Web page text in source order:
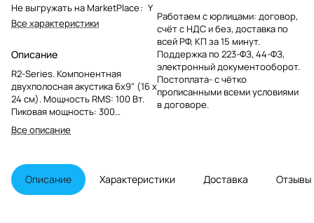
Не выгружать на MarketPlace: Y
Все характеристики
Описание
R2-Series. Компонентная
двухполосная акустика 6x9" (16 x
24 см). Мощность RMS: 100 Вт.
Пиковая мощность: 300
Вт,Диффузор армированный
стекловолокном,твитеры из
HAMR, новые грили.
Все описание
Работаем с юрлицами: договор,
счёт с НДС и без, доставка по
всей РФ, КП за 15 минут.
Поддержка по 223-ФЗ, 44-ФЗ,
электронный документооборот.
Постоплата- с чётко
прописанными всеми условиями
в договоре.
Описание Характеристики Доставка Отзывы